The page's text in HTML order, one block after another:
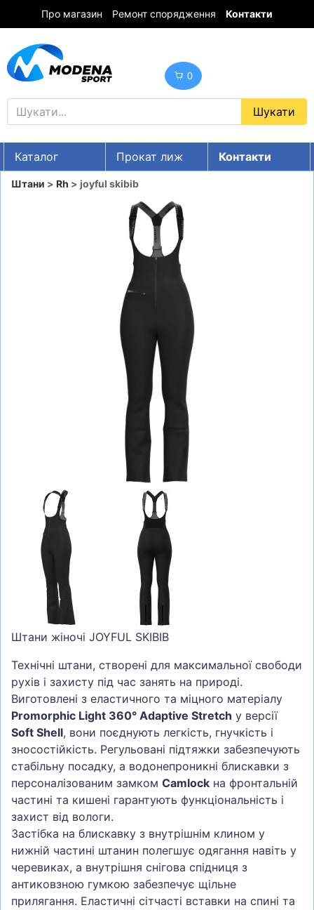
Про магазин Ремонт спорядження Контакти
0
Каталог Прокат лиж
Контакти
UA RU EN
ШОЛОМИ, ЗАХИСТ, ОКУЛЯРИ
БІГ, ФІТНЕС, М'ЯЧІ
ТЕНІС, БАДМІНТОН
ВОДНІ ВИДИ СПОРТУ
ТУРИЗМ
Штани > Rh > joyful skibib
Штани жіночі JOYFUL SKIBIB
Технічні штани, створені для максимальної свободи
рухів і захисту під час занять на природі.
Виготовлені з еластичного та міцного матеріалу
Promorphic Light 360° Adaptive Stretch у версії
Soft Shell, вони поєднують легкість, гнучкість і
зносостійкість. Регульовані підтяжки забезпечують
стабільну посадку, а водонепроникні блискавки з
персоналізованим замком Camlock на фронтальній
частині та кишені гарантують функціональність і
захист від вологи.
Застібка на блискавку з внутрішнім клином у
нижній частині штанин полегшує одягання навіть у
черевиках, а внутрішня снігова спідниця з
антиковзною гумкою забезпечує щільне
прилягання. Еластичні сітчасті вставки на спині та